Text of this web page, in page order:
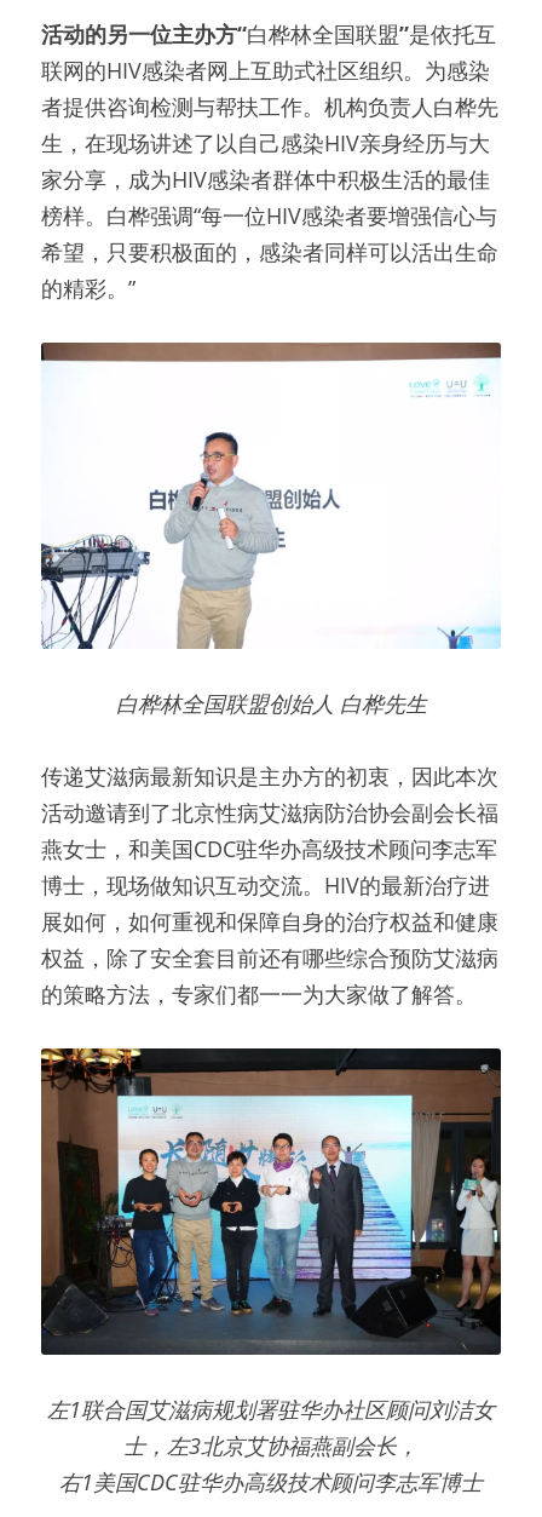
活动的另一位主办方“白桦林全国联盟”是依托互
联网的HIV感染者网上互助式社区组织。为感染
者提供咨询检测与帮扶工作。机构负责人白桦先
生，在现场讲述了以自己感染HIV亲身经历与大
家分享，成为HIV感染者群体中积极生活的最佳
榜样。白桦强调“每一位HIV感染者要增强信心与
希望，只要积极面的，感染者同样可以活出生命
的精彩。”
白桦林全国联盟创始人 白桦先生
传递艾滋病最新知识是主办方的初衷，因此本次
活动邀请到了北京性病艾滋病防治协会副会长福
燕女士，和美国CDC驻华办高级技术顾问李志军
博士，现场做知识互动交流。HIV的最新治疗进
展如何，如何重视和保障自身的治疗权益和健康
权益，除了安全套目前还有哪些综合预防艾滋病
的策略方法，专家们都一一为大家做了解答。
左1联合国艾滋病规划署驻华办社区顾问刘洁女
士，左3北京艾协福燕副会长，
右1美国CDC驻华办高级技术顾问李志军博士